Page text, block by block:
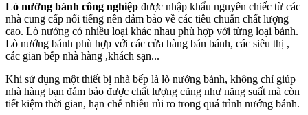
Lò nướng bánh công nghiệp được nhập khẩu nguyên chiếc từ các
nhà cung cấp nổi tiếng nên đảm bảo về các tiêu chuẩn chất lượng
cao. Lò nướng có nhiều loại khác nhau phù hợp với từng loại bánh.
Lò nướng bánh phù hợp với các cửa hàng bán bánh, các siêu thị ,
các gian bếp nhà hàng ,khách sạn...
Khi sử dụng một thiết bị nhà bếp là lò nướng bánh, không chỉ giúp
nhà hàng bạn đảm bảo được chất lượng cũng như năng suất mà còn
tiết kiệm thời gian, hạn chế nhiều rủi ro trong quá trình nướng bánh.